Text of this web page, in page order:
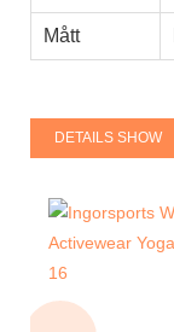
Mått
DETAILS SHOW